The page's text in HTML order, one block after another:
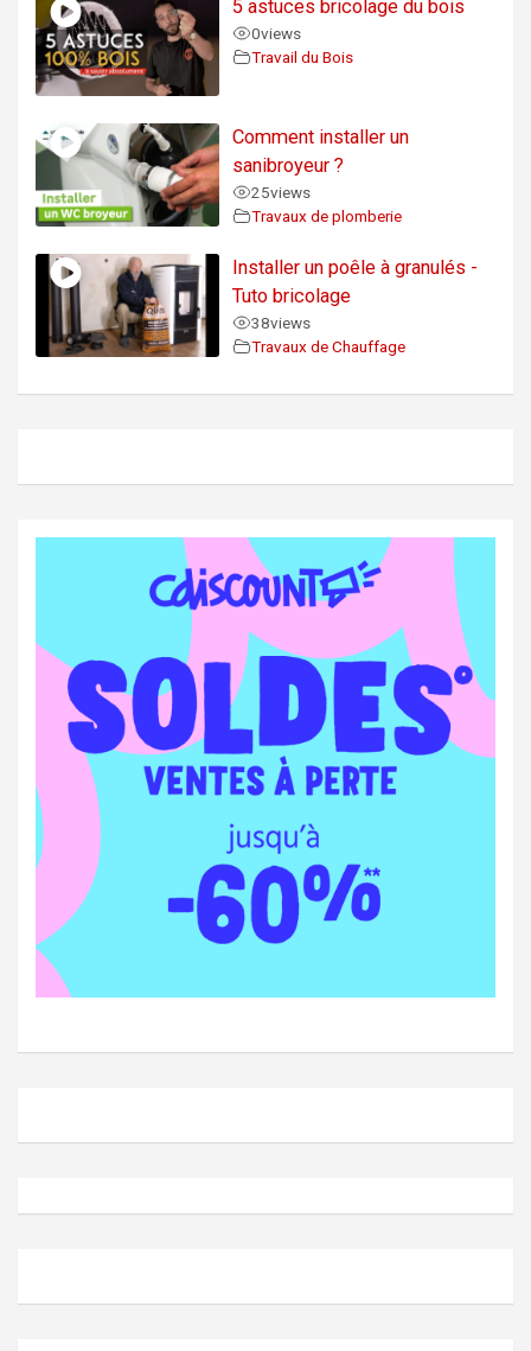
5 astuces bricolage du bois
0views
Travail du Bois
Comment installer un
sanibroyeur ?
25views
Travaux de plomberie
Installer un poêle à granulés -
Tuto bricolage
38views
Travaux de Chauffage